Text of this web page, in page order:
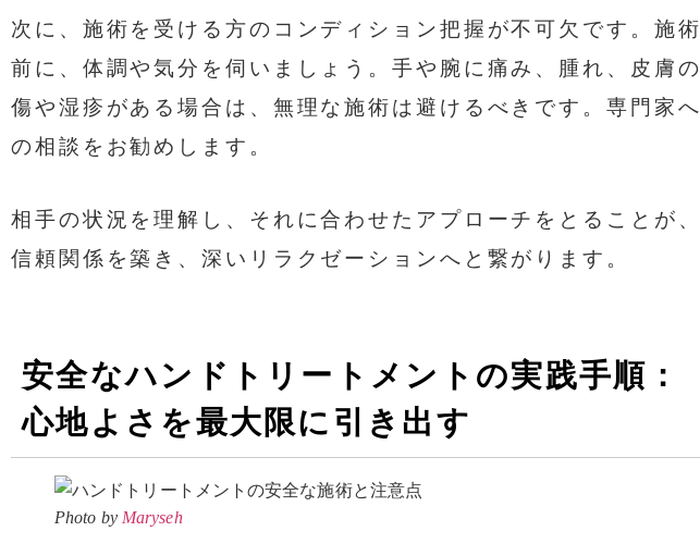
次に、施術を受ける方のコンディション把握が不可欠です。施術
前に、体調や気分を伺いましょう。手や腕に痛み、腫れ、皮膚の
傷や湿疹がある場合は、無理な施術は避けるべきです。専門家へ
の相談をお勧めします。
相手の状況を理解し、それに合わせたアプローチをとることが、
信頼関係を築き、深いリラクゼーションへと繋がります。
安全なハンドトリートメントの実践手順：
心地よさを最大限に引き出す
Photo by Maryseh